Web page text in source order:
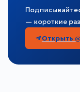
— короткие
Открыть